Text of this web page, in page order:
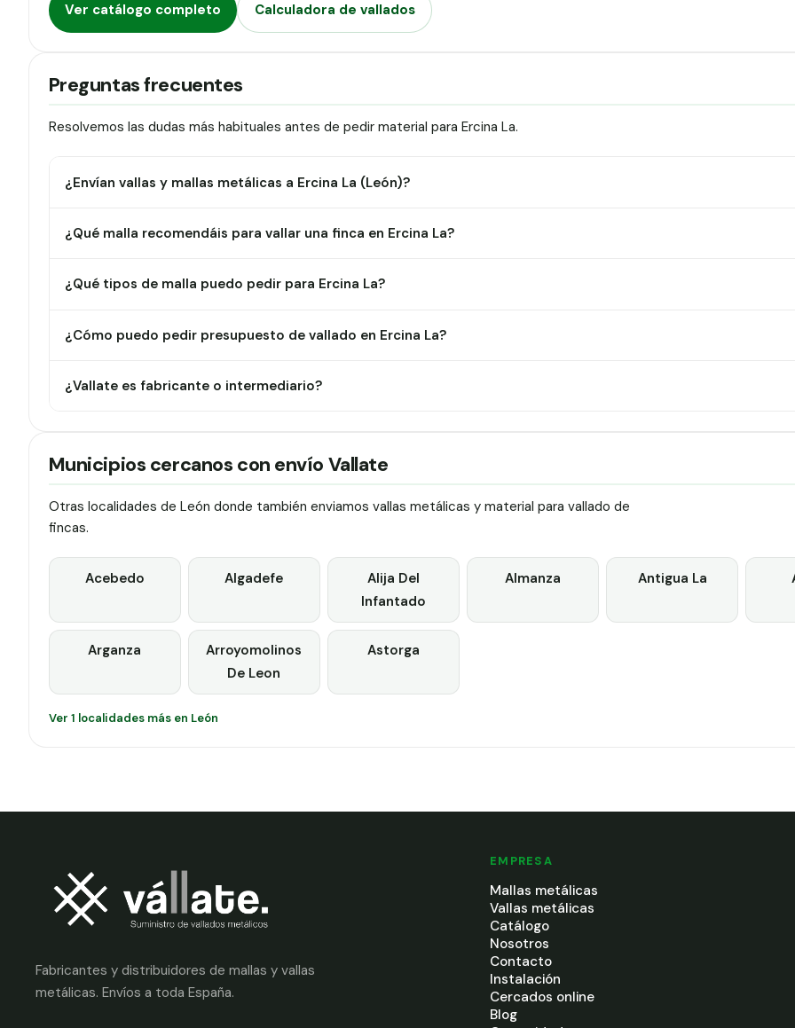
Ver catálogo completo Calculadora de vallados
Preguntas frecuentes
Resolvemos las dudas más habituales antes de pedir material para Ercina La.
¿Envían vallas y mallas metálicas a Ercina La (León)?
¿Qué malla recomendáis para vallar una finca en Ercina La?
¿Qué tipos de malla puedo pedir para Ercina La?
¿Cómo puedo pedir presupuesto de vallado en Ercina La?
¿Vallate es fabricante o intermediario?
Municipios cercanos con envío Vallate
Otras localidades de León donde también enviamos vallas metálicas y material para vallado de
fincas.
Acebedo Algadefe
Alija Del
Infantado
Almanza Antigua La
Arganza
Arroyomolinos
De Leon
Astorga
Ver 1 localidades más en León
Fabricantes y distribuidores de mallas y vallas
metálicas. Envíos a toda España.
EMPRESA
Mallas metálicas
Vallas metálicas
Catálogo
Nosotros
Contacto
Instalación
Cercados online
Blog